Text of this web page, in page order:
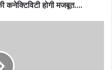
कनेक्टिविटी होगी मजबूत….